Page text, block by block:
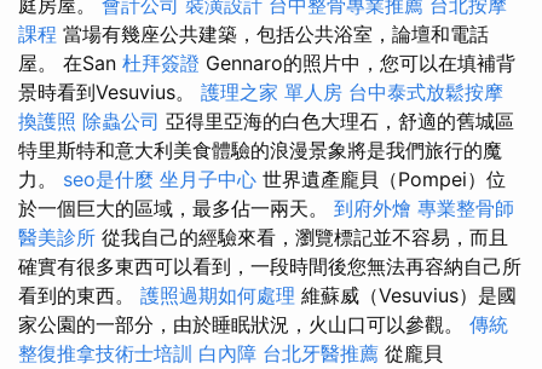
庭房屋。 會計公司 裝潢設計 台中整骨專業推薦 台北按摩
課程 當場有幾座公共建築，包括公共浴室，論壇和電話
屋。 在San 杜拜簽證 Gennaro的照片中，您可以在填補背
景時看到Vesuvius。 護理之家 單人房 台中泰式放鬆按摩
換護照 除蟲公司 亞得里亞海的白色大理石，舒適的舊城區
特里斯特和意大利美食體驗的浪漫景象將是我們旅行的魔
力。 seo是什麼 坐月子中心 世界遺產龐貝（Pompei）位
於一個巨大的區域，最多佔一兩天。 到府外燴 專業整骨師
醫美診所 從我自己的經驗來看，瀏覽標記並不容易，而且
確實有很多東西可以看到，一段時間後您無法再容納自己所
看到的東西。 護照過期如何處理 維蘇威（Vesuvius）是國
家公園的一部分，由於睡眠狀況，火山口可以參觀。 傳統
整復推拿技術士培訓 白內障 台北牙醫推薦 從龐貝